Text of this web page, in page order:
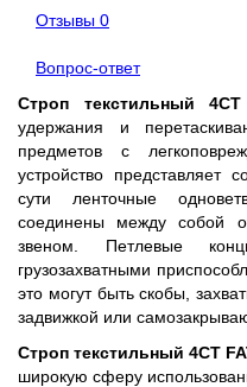
Отзывы 0
Вопрос-ответ
Строп текстильный 4СТ
удержания и
предметов с
устройство представляет
сути ленточные
соединены между собой
звеном. Петлевые
грузозахватными
это могут быть скобы,
задвижкой или
Строп текстильный 4СТ
широкую сферу